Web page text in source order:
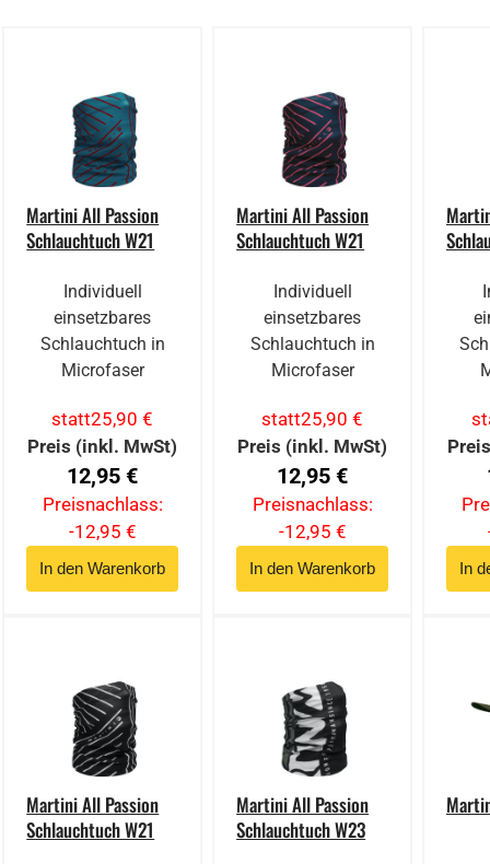
Martini All Passion
Schlauchtuch W21
Individuell
einsetzbares
Schlauchtuch in
Microfaser
statt25,90 €
Preis (inkl. MwSt)
12,95 €
Preisnachlass:
-12,95 €
Martini All Passion
Schlauchtuch W21
Individuell
einsetzbares
Schlauchtuch in
Microfaser
statt25,90 €
Preis (inkl. MwSt)
12,95 €
Preisnachlass:
-12,95 €
Martini All Passion
Schlauchtuch W21
Martini All Passion
Schlauchtuch W23